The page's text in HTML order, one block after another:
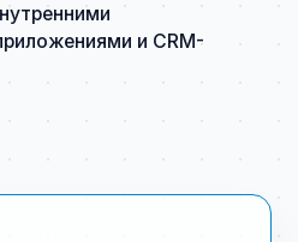
и CRM-